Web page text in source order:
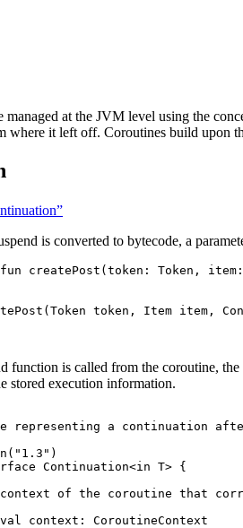
managed at the JVM level using the
where it left off. Coroutines build upon
is converted to bytecode, a
createPost(token: Token,
(Token token, Item item,
function is called from the coroutine,
stored execution information.
representing a continuation
"1.3" )
Continuation<in T> {
of the coroutine that
val context: CoroutineContext